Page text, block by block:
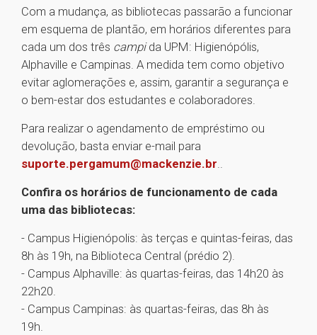
Com a mudança, as bibliotecas passarão a funcionar
em esquema de plantão, em horários diferentes para
cada um dos três campida UPM: Higienópólis,
Alphaville e Campinas. A medida tem como objetivo
evitar aglomerações e, assim, garantir a segurança e
o bem-estar dos estudantes e colaboradores.
Para realizar o agendamento de empréstimo ou
devolução, basta enviar e-mail para
suporte.pergamum@mackenzie.br..
Confira os horários de funcionamento de cada
uma das bibliotecas:
- Campus Higienópolis: às terças e quintas-feiras, das
8h às 19h, na Biblioteca Central (prédio 2).
- Campus Alphaville: às quartas-feiras, das 14h20 às
22h20.
- Campus Campinas: às quartas-feiras, das 8h às
19h.